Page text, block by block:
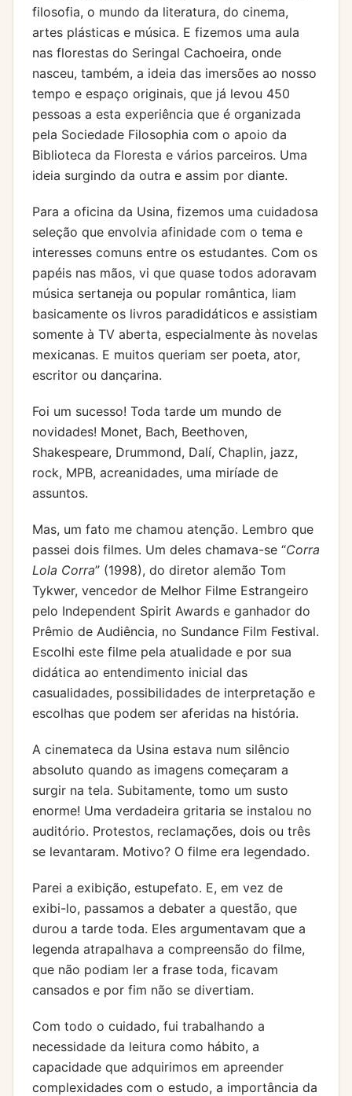
filosofia, o mundo da literatura, do cinema,
artes plásticas e música. E fizemos uma aula
nas florestas do Seringal Cachoeira, onde
nasceu, também, a ideia das imersões ao nosso
tempo e espaço originais, que já levou 450
pessoas a esta experiência que é organizada
pela Sociedade Filosophia com o apoio da
Biblioteca da Floresta e vários parceiros. Uma
ideia surgindo da outra e assim por diante.
Para a oficina da Usina, fizemos uma cuidadosa
seleção que envolvia afinidade com o tema e
interesses comuns entre os estudantes. Com os
papéis nas mãos, vi que quase todos adoravam
música sertaneja ou popular romântica, liam
basicamente os livros paradidáticos e assistiam
somente à TV aberta, especialmente às novelas
mexicanas. E muitos queriam ser poeta, ator,
escritor ou dançarina.
Foi um sucesso! Toda tarde um mundo de
novidades! Monet, Bach, Beethoven,
Shakespeare, Drummond, Dalí, Chaplin, jazz,
rock, MPB, acreanidades, uma miríade de
assuntos.
Mas, um fato me chamou atenção. Lembro que
passei dois filmes. Um deles chamava-se “Corra
Lola Corra” (1998), do diretor alemão Tom
Tykwer, vencedor de Melhor Filme Estrangeiro
pelo Independent Spirit Awards e ganhador do
Prêmio de Audiência, no Sundance Film Festival.
Escolhi este filme pela atualidade e por sua
didática ao entendimento inicial das
casualidades, possibilidades de interpretação e
escolhas que podem ser aferidas na história.
A cinemateca da Usina estava num silêncio
absoluto quando as imagens começaram a
surgir na tela. Subitamente, tomo um susto
enorme! Uma verdadeira gritaria se instalou no
auditório. Protestos, reclamações, dois ou três
se levantaram. Motivo? O filme era legendado.
Parei a exibição, estupefato. E, em vez de
exibi-lo, passamos a debater a questão, que
durou a tarde toda. Eles argumentavam que a
legenda atrapalhava a compreensão do filme,
que não podiam ler a frase toda, ficavam
cansados e por fim não se divertiam.
Com todo o cuidado, fui trabalhando a
necessidade da leitura como hábito, a
capacidade que adquirimos em apreender
complexidades com o estudo, a importância da